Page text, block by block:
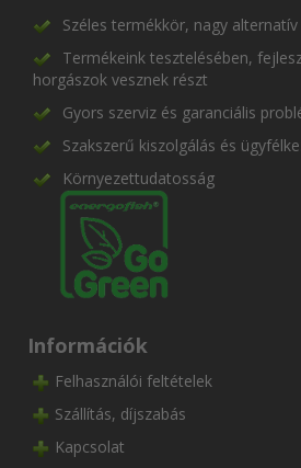
Széles termékkör, nagy
Termékeink tesztelésében,
horgászok vesznek részt
Gyors szerviz és garanciális
Szakszerű kiszolgálás és
Környezettudatosság
Információk
Felhasználói feltételek
Szállítás, díjszabás
Kapcsolat